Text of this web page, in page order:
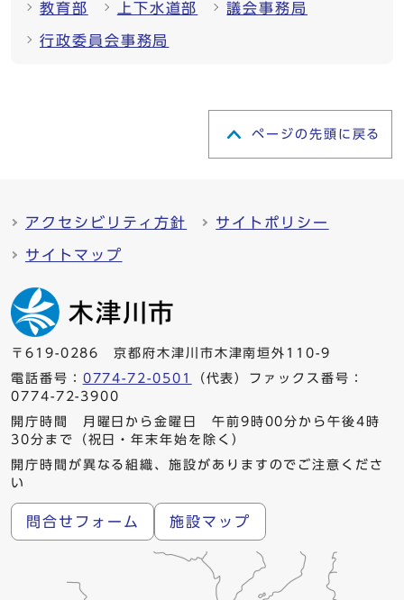
教育部 上下水道部 議会事務局
行政委員会事務局
ページの先頭に戻る
アクセシビリティ方針 サイトポリシー
サイトマップ
〒619-0286 京都府木津川市木津南垣外110-9
電話番号： 0774-72-0501
（代表）ファックス番号：
0774-72-3900
開庁時間 月曜日から金曜日 午前9時00分から午後4時
30分まで（祝日・年末年始を除く）
開庁時間が異なる組織、施設がありますのでご注意くださ
い
問合せフォーム 施設マップ